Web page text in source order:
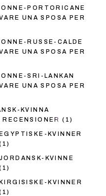
PORTORICANE
UNA SPOSA PER
RUSSE-CALDE
UNA SPOSA PER
SRI-LANKAN
UNA SPOSA PER
KVINNA
(1)
KVINNER
KVINNE
KVINNER